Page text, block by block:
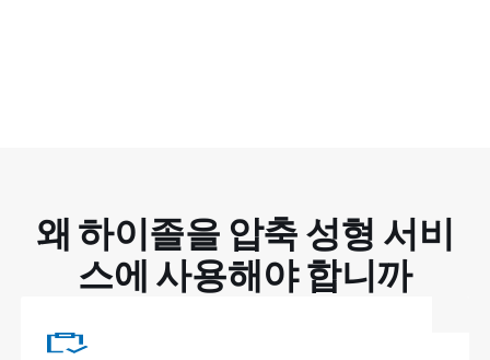
왜 하이졸을 압축 성형 서비
스에 사용해야 합니까